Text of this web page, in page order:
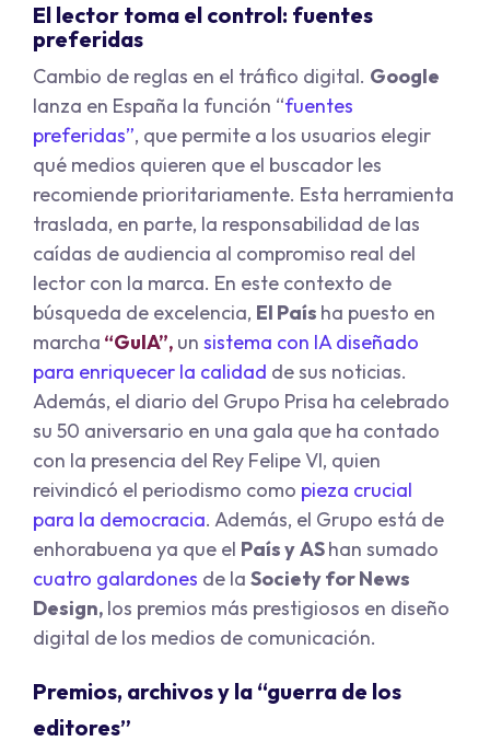
El lector toma el control: fuentes
preferidas
Cambio de reglas en el tráfico digital. Google
lanza en España la función “fuentes
preferidas”, que permite a los usuarios elegir
qué medios quieren que el buscador les
recomiende prioritariamente. Esta herramienta
traslada, en parte, la responsabilidad de las
caídas de audiencia al compromiso real del
lector con la marca. En este contexto de
búsqueda de excelencia, El País ha puesto en
marcha “GuIA”, un sistema con IA diseñado
para enriquecer la calidad de sus noticias.
Además, el diario del Grupo Prisa ha celebrado
su 50 aniversario en una gala que ha contado
con la presencia del Rey Felipe VI, quien
reivindicó el periodismo como pieza crucial
para la democracia. Además, el Grupo está de
enhorabuena ya que el País yAShan sumado
cuatro galardones de la Society for News
Design, los premios más prestigiosos en diseño
digital de los medios de comunicación.
Premios, archivos y la “guerra de los
editores”